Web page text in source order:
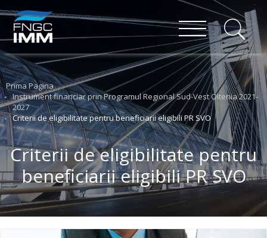
Prima Pagina
Instrument financiar prin Programul Regional Sud-Vest Oltenia 2021-
2027
Criterii de eligibilitate pentru beneficiarii eligibili PR SVO
Criterii de eligibilitate pentru
beneficiarii eligibili PR SVO